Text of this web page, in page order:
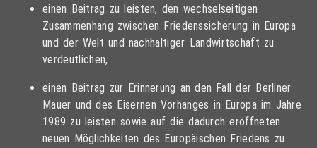
einen Beitrag zu leisten, den wechselseitigen
Zusammenhang zwischen Friedenssicherung in Europa
und der Welt und nachhaltiger Landwirtschaft zu
verdeutlichen,
einen Beitrag zur Erinnerung an den Fall der Berliner
Mauer und des Eisernen Vorhanges in Europa im Jahre
1989 zu leisten sowie auf die dadurch eröffneten
neuen Möglichkeiten des Europäischen Friedens zu